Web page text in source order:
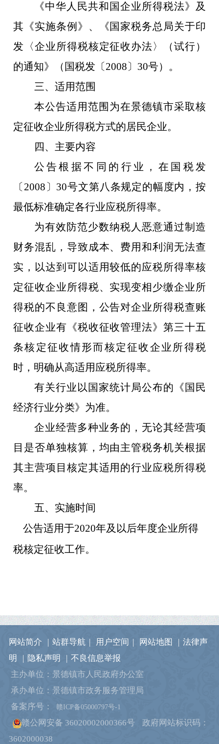
《中华人民共和国企业所得税法》及
其《实施条例》、《国家税务总局关于印
发〈企业所得税核定征收办法〉（试行）
的通知》（国税发〔2008〕30号）。
三、适用范围
本公告适用范围为在景德镇市采取核
定征收企业所得税方式的居民企业。
四、主要内容
公告根据不同的行业，在国税发
〔 2008〕30号文第八条规定的幅度内，按
最低标准确定各行业应税所得率。
为有效防范少数纳税人恶意通过制造
财务混乱，导致成本、费用和利润无法查
实，以达到可以适用较低的应税所得率核
定征收企业所得税、实现变相少缴企业所
得税的不良意图，公告对企业所得税查账
征收企业有《税收征收管理法》第三十五
条核定征收情形而核定征收企业所得税
时，明确从高适用应税所得率。
有关行业以国家统计局公布的《国民
经济行业分类》为准。
企业经营多种业务的，无论其经营项
目是否单独核算，均由主管税务机关根据
其主营项目核定其适用的行业应税所得税
率。
五、实施时间
公告适用于2020年及以后年度企业所得
税核定征收工作。
网站简介 | 站群导航 | 用户空间 | 网站地图 | 法律声
明
| 隐私声明 | 不良信息举报
主办单位：景德镇市人民政府办公室
承办单位：景德镇市政务服务管理局
备案序号：
赣ICP备05000797号-1
赣公网安备 36020002000366号
政府网站标识码：
3602000038